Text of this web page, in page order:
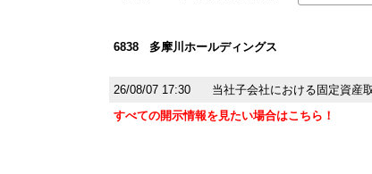
令和９年３月期 第１四半期
白銅(7637)
今すぐ登録
業績予想および配当予想の修
6838 多摩川ホールディングス
26/08/07 17:30
当社子会社における固定資産
すべての開示情報を見たい場合はこちら！